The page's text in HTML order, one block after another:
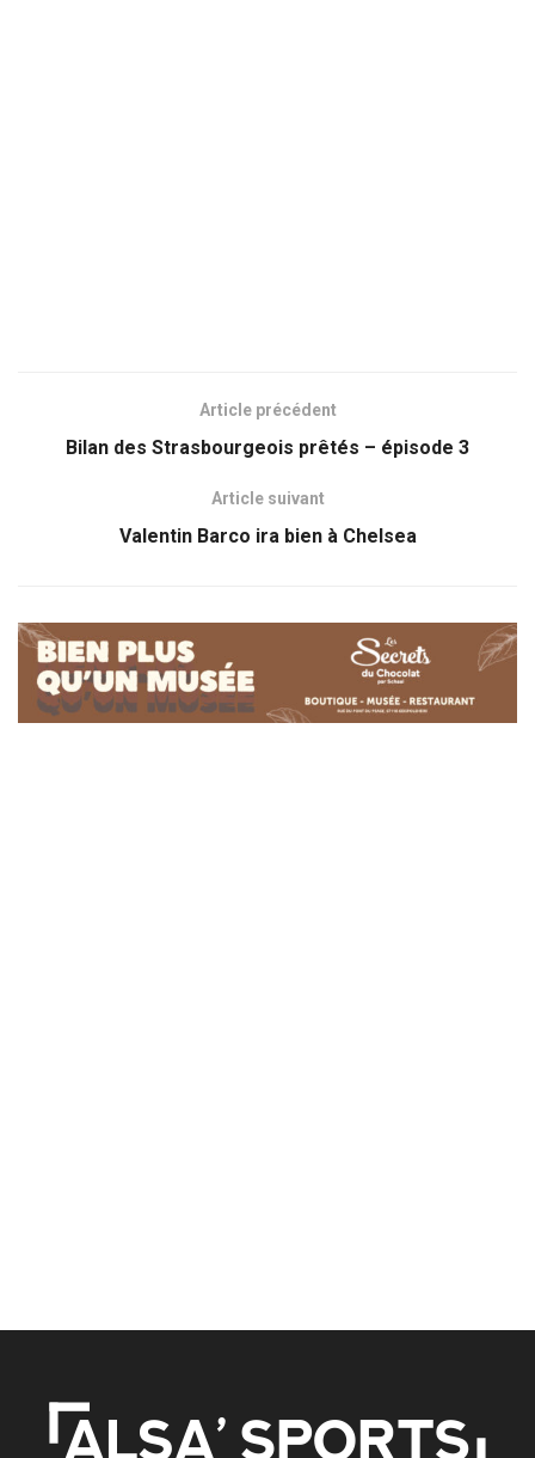
Article précédent
Bilan des Strasbourgeois prêtés – épisode 3
Article suivant
Valentin Barco ira bien à Chelsea